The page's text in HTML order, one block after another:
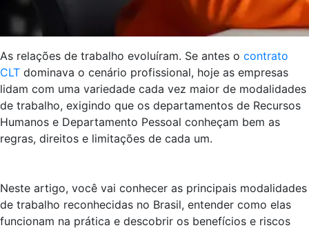
As relações de trabalho evoluíram. Se antes o contrato
CLT dominava o cenário profissional, hoje as empresas
lidam com uma variedade cada vez maior de modalidades
de trabalho, exigindo que os departamentos de Recursos
Humanos e Departamento Pessoal conheçam bem as
regras, direitos e limitações de cada um.
Neste artigo, você vai conhecer as principais modalidades
de trabalho reconhecidas no Brasil, entender como elas
funcionam na prática e descobrir os benefícios e riscos